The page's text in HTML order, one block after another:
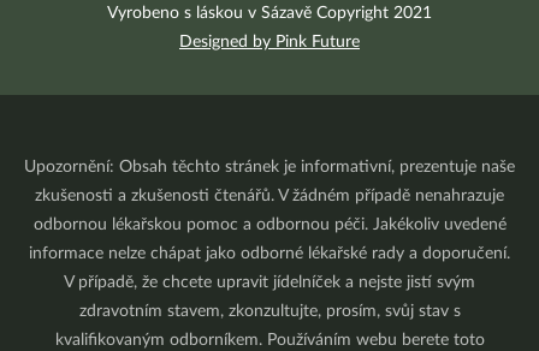
Vyrobeno s láskou v Sázavě Copyright 2021
Designed by Pink Future
Upozornění: Obsah těchto stránek je informativní, prezentuje naše
zkušenosti a zkušenosti čtenářů. V žádném případě nenahrazuje
odbornou lékařskou pomoc a odbornou péči. Jakékoliv uvedené
informace nelze chápat jako odborné lékařské rady a doporučení.
V případě, že chcete upravit jídelníček a nejste jistí svým
zdravotním stavem, zkonzultujte, prosím, svůj stav s
kvalifikovaným odborníkem. Používáním webu berete toto